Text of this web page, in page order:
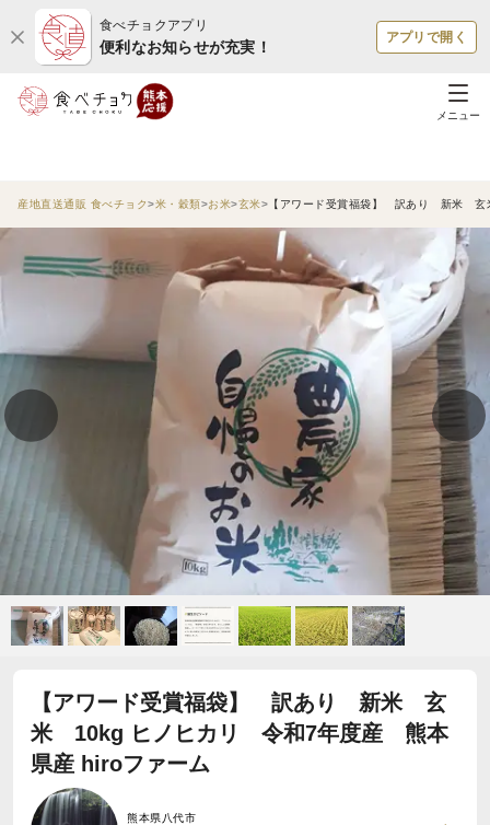
食べチョクアプリ
便利なお知らせが充実！
アプリで開く
メニュー
産地直送通販 食べチョク 米・穀類 お米 玄米 【アワード受賞福袋】 訳あり 新米
【アワード受賞福袋】 訳あり 新米 玄
米 10kg ヒノヒカリ 令和7年度産 熊本
県産 hiroファーム
熊本県八代市